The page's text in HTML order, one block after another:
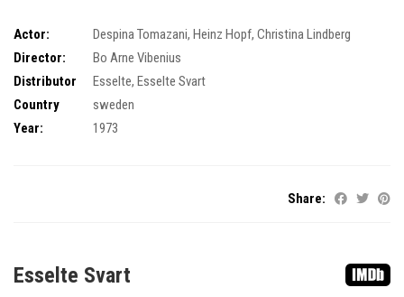
Actor: Despina Tomazani, Heinz Hopf, Christina Lindberg
Director:
Bo Arne Vibenius
Distributor
Esselte, Esselte Svart
Country
sweden
Year:
1973
Share:
Esselte Svart